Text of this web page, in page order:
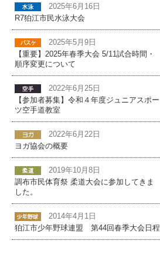
2025年6月16日
R7狛江市民水泳大会
2025年5月9日
【重要】2025年春季大会 5/11試合時間・
順序変更について
2022年6月25日
【参加者募集】令和４年度ジュニアスポー
ツ空手道教室
2022年6月22日
ヨガ協会の概要
2019年10月8日
調布市民体育祭 柔道大会に参加してきま
した。
2014年4月1日
狛江市少年野球連盟 第44回春季大会日程